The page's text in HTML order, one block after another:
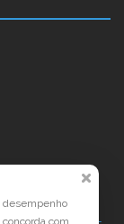
MACEIÓ - AL
desempenho
com